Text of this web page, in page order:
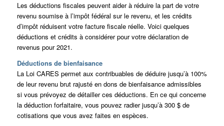
Les déductions fiscales peuvent aider à réduire la part de votre
revenu soumise à l’impôt fédéral sur le revenu, et les crédits
d’impôt réduisent votre facture fiscale réelle. Voici quelques
déductions et crédits à considérer pour votre déclaration de
revenus pour 2021.
Déductions de bienfaisance
La Loi CARES permet aux contribuables de déduire jusqu’à 100%
de leur revenu brut rajusté en dons de bienfaisance admissibles
si vous prévoyez de détailler ces déductions. En ce qui concerne
la déduction forfaitaire, vous pouvez radier jusqu’à 300 $ de
cotisations que vous avez faites en espèces.